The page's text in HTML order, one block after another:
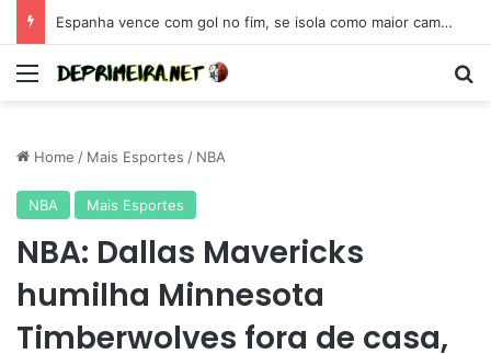
Espanha vence com gol no fim, se isola como maior campeã da Eurocopa e se coloca como candidata para 2026
Menu
Home / Mais Esportes / NBA
NBA Mais Esportes
NBA: Dallas Mavericks
humilha Minnesota
Timberwolves fora de casa,